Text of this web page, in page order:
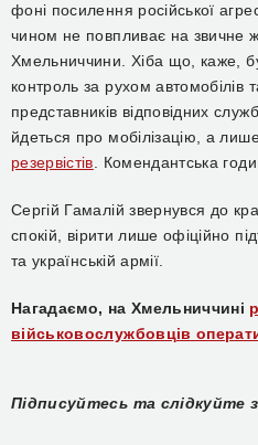
фоні посилення російської
чином не повпливає на звичне
Хмельниччини. Хіба що, каже,
контроль за рухом автомобілів
представників відповідних
йдеться про мобілізацію, а
резервістів . Комендантська
Сергій Гамалій звернувся до
спокій,
вірити лише офіційно
та українській армії.
Нагадаємо, на Хмельниччині
військовослужбовців
Підписуйтесь та слідкуйте